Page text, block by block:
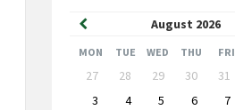
August 2026
Previous
Month
MON TUE WED THU FRI
Skip
calendar
days
27 28 29 30 31
3
4 5 6 7